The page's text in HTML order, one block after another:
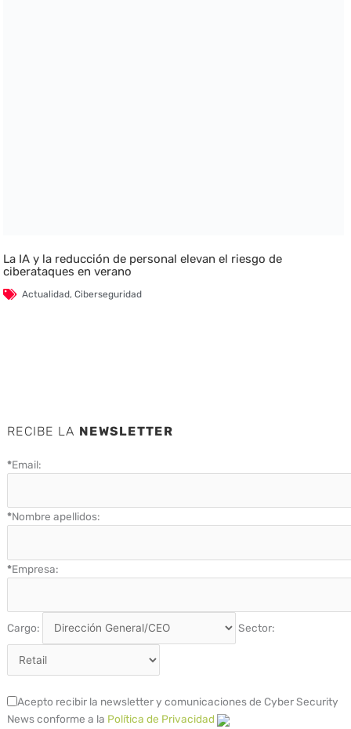
La IA y la reducción de personal elevan el riesgo de
ciberataques en verano
Actualidad,Ciberseguridad
RECIBE LA NEWSLETTER
*Email:
*Nombre apellidos:
*Empresa:
Cargo: Sector:
Acepto recibir la newsletter y comunicaciones de Cyber Security
News conforme a la Política de Privacidad